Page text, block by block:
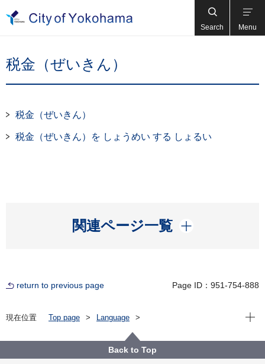
Search Menu
税金（ぜいきん）
税金（ぜいきん）
税金（ぜいきん）を しょうめい する しょるい
関連ページ一覧
開く
return to previous page Page ID：951-754-888
現在位置 Top page
Language
やさしい日本語
税金（ぜいきん）
Open
Back to Top